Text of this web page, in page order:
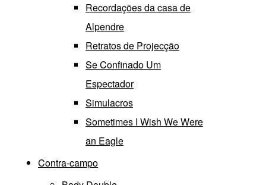
Recordações da casa de
Alpendre
Retratos de Projecção
Se Confinado Um
Espectador
Simulacros
Sometimes I Wish We Were
an Eagle
Contra-campo